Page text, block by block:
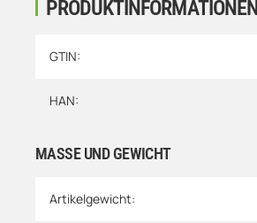
Produkteigenschaft
Wert
GTIN:
HAN:
MASSE UND GEWICHT
Artikelgewicht: